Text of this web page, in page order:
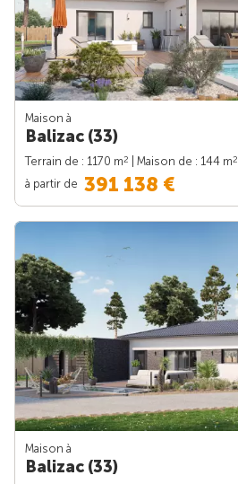
Maison à
Balizac (33)
Terrain de : 1170 m2 | Maison de : 144 m2
à partir de 391 138 €
Maison à
Balizac (33)